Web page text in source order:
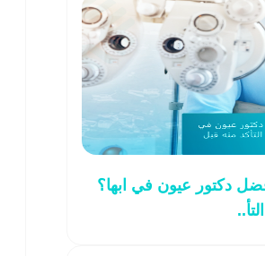
دكتور عيون في ابها؟